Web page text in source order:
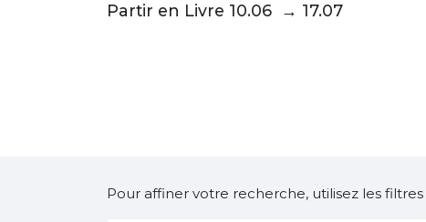
Partir en Livre 10.06 → 17.07
Pour affiner votre recherche, utilisez les